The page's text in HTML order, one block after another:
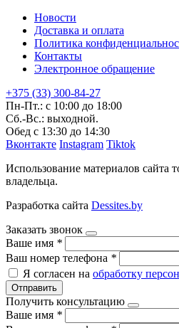
Новости
Доставка и оплата
Политика
Контакты
Электронное обращение
+375 (33) 300-84-27
Пн-Пт.: с 10:00 до 18:00
Сб.-Вс.: выходной.
Обед с 13:30 до 14:30
Вконтакте Instagram Tiktok
Использование материалов сайта
владельца.
Разработка сайта Dessites.by
Заказать звонок
Ваше имя *
Ваш номер телефона *
Я согласен на обработку
Отправить
Получить консультацию
Ваше имя *